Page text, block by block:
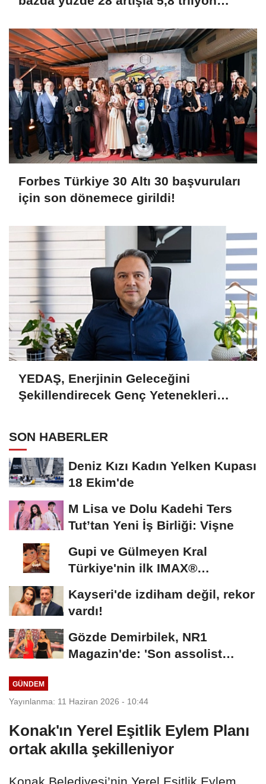
Forbes Türkiye 30 Altı 30 başvuruları
için son dönemece girildi!
YEDAŞ, Enerjinin Geleceğini
Şekillendirecek Genç Yetenekleri
SON HABERLER
Deniz Kızı Kadın Yelken Kupası
18 Ekim'de
M Lisa ve Dolu Kadehi Ters
Tut’tan Yeni İş Birliği: Vişne
Gupi ve Gülmeyen Kral
Türkiye'nin ilk IMAX®
Kayseri'de izdiham değil, rekor
vardı!
Gözde Demirbilek, NR1
Magazin'de: 'Son assolist
GÜNDEM
Yayınlanma: 11 Haziran 2026 - 10:44
Konak'ın Yerel Eşitlik Eylem Planı
ortak akılla şekilleniyor